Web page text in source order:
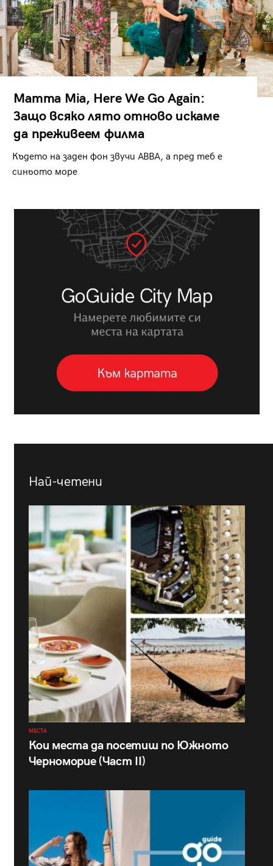
Mamma Mia, Here We Go Again:
Защо всяко лято отново искаме
да преживеем филма
Където на заден фон звучи ABBA, а пред теб е
синьото море
Най-четени
МЕСТА
Кои места да посетиш по Южното
Черноморие (Част II)